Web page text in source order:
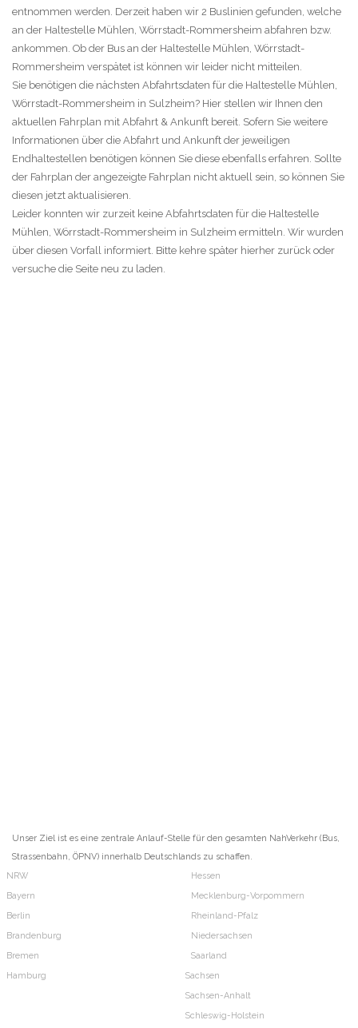
entnommen werden. Derzeit haben wir 2 Buslinien gefunden, welche
an der Haltestelle Mühlen, Wörrstadt-Rommersheim abfahren bzw.
ankommen. Ob der Bus an der Haltestelle Mühlen, Wörrstadt-
Rommersheim verspätet ist können wir leider nicht mitteilen.
Sie benötigen die nächsten Abfahrtsdaten für die Haltestelle Mühlen,
Wörrstadt-Rommersheim in Sulzheim? Hier stellen wir Ihnen den
aktuellen Fahrplan mit Abfahrt & Ankunft bereit. Sofern Sie weitere
Informationen über die Abfahrt und Ankunft der jeweiligen
Endhaltestellen benötigen können Sie diese ebenfalls erfahren. Sollte
der Fahrplan der angezeigte Fahrplan nicht aktuell sein, so können Sie
diesen jetzt aktualisieren.
Leider konnten wir zurzeit keine Abfahrtsdaten für die Haltestelle
Mühlen, Wörrstadt-Rommersheim in Sulzheim ermitteln. Wir wurden
über diesen Vorfall informiert. Bitte kehre später hierher zurück oder
versuche die Seite neu zu laden.
Unser Ziel ist es eine zentrale Anlauf-Stelle für den gesamten NahVerkehr (Bus,
Strassenbahn, ÖPNV) innerhalb Deutschlands zu schaffen.
NRW
Bayern
Berlin
Brandenburg
Bremen
Hamburg
Hessen
Mecklenburg-Vorpommern
Rheinland-Pfalz
Niedersachsen
Saarland
Sachsen
Sachsen-Anhalt
Schleswig-Holstein